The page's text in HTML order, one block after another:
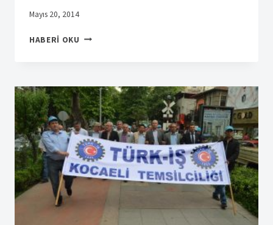
Mayıs 20, 2014
HABERI OKU MERKEZ
SOMA
ZIYARETI